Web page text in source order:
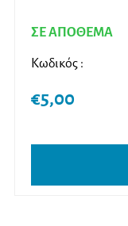
ΣΕ ΑΠΟΘΕΜΑ
Κωδικός :
€5,00